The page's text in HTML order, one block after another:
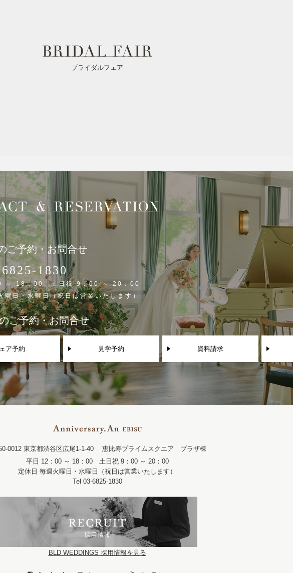
ブライダルフェア
ご予約・お問合せ
1830
～ 18：00 土日祝 9：00 ～ 20：00
曜日・水曜日（祝日は営業いたします）
ご予約・お問合せ
ア予約 見学予約 資料請求
0012 東京都渋谷区広尾1-1-40
恵比寿プライムスクエア プラザ棟
平日 12：00 ～ 18：00 土日祝 9：00 ～ 20：00
定休日 毎週火曜日・水曜日（祝日は営業いたします）
Tel 03-6825-1830
BLD WEDDINGS 採用情報を見る